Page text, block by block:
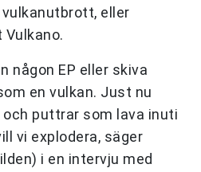
eller
någon EP eller skiva
en vulkan. Just nu
puttrar som lava inuti
vi explodera, säger
i en intervju med